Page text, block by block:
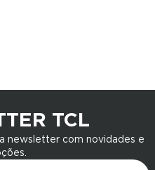
TCL
newsletter com novidades e